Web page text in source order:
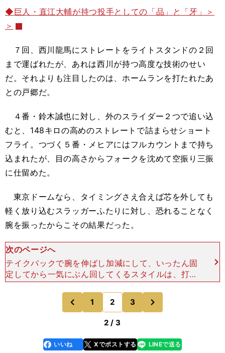
◆巨人・直江大輔が持つ投手としての「品」と「牙」＞
＞
７回、西川龍馬にストレートをライトスタンドの２回
まで運ばれたが、あれは西川が持つ高度な技術のせい
だ。それよりも注目したのは、ホームランを打たれたあ
との戸郷だ。
４番・鈴木誠也に対し、外のスライダー２つで追い込
むと、148キロの高めのストレートで詰まらせショート
フライ。つづく５番・メヒアにはフルカウントまで持ち
込まれたが、目の高さからフォークを沈めて空振り三振
に仕留めた。
東京ドームなら、タイミングさえ合えば芯を外しても
軽く放り込むスラッガーふたりに対し、恐れることなく
腕を振ったからこその結果だった。
次のページへ
テイクバックで腕を伸ばし加減にして、いったん固
定してから一気にぶん回してくるスタイルは、打者
にとってはタイミングを取るのが難しく、とくに右
打者は抜けたら背後にボールがきそうで、踏み込む
のをためらってし
前
のページへ
1 2 3
2 / 3
faceboo
k
いいね Xでポストする
line LINEで送る